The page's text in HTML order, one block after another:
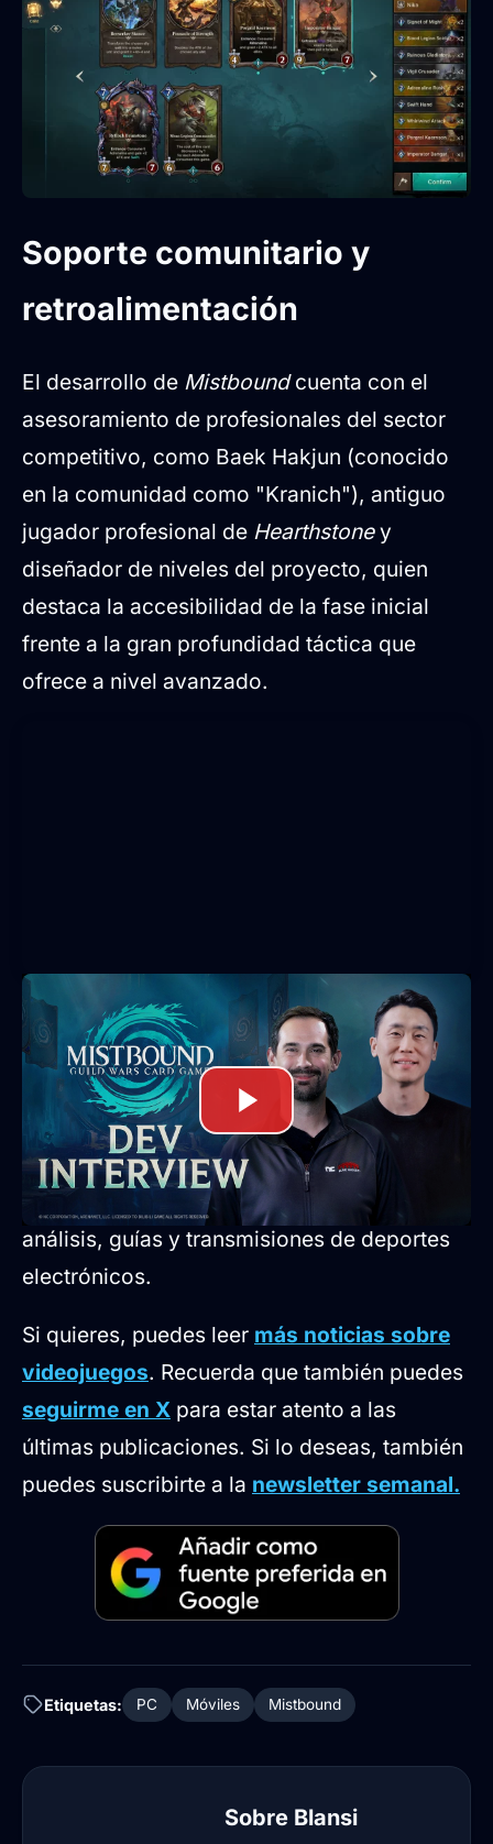
Soporte comunitario y
retroalimentación
El desarrollo de Mistboundcuenta con el
asesoramiento de profesionales del sector
competitivo, como Baek Hakjun (conocido
en la comunidad como "Kranich"), antiguo
jugador profesional de Hearthstoney
diseñador de niveles del proyecto, quien
destaca la accesibilidad de la fase inicial
frente a la gran profundidad táctica que
ofrece a nivel avanzado.
La publicación global por parte de bilibili
aportará la infraestructura de servidores y la
experiencia de gestión de comunidades de
esta plataforma de vídeo y entretenimiento,
que cuenta con una amplia base de
creadores de contenido dedicados al
análisis, guías y transmisiones de deportes
electrónicos.
Si quieres, puedes leer más noticias sobre
videojuegos. Recuerda que también puedes
seguirme en X para estar atento a las
últimas publicaciones. Si lo deseas, también
puedes suscribirte a la newsletter semanal.
Etiquetas: PC Móviles Mistbound
Sobre Blansi